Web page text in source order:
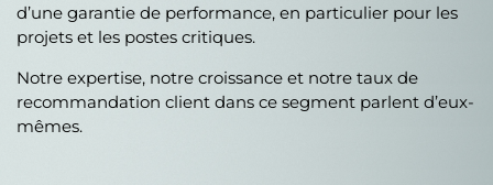
d’une garantie de performance, en particulier pour les
projets et les postes critiques.
Notre expertise, notre croissance et notre taux de
recommandation client dans ce segment parlent d’eux-
mêmes.